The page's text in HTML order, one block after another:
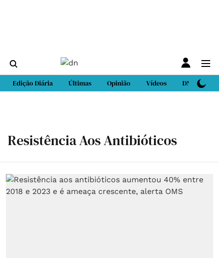
Edição Diária Últimas Opinião Vídeos DN Sport
Resistência Aos Antibióticos